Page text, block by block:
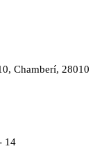
Chamberí, 28010
14